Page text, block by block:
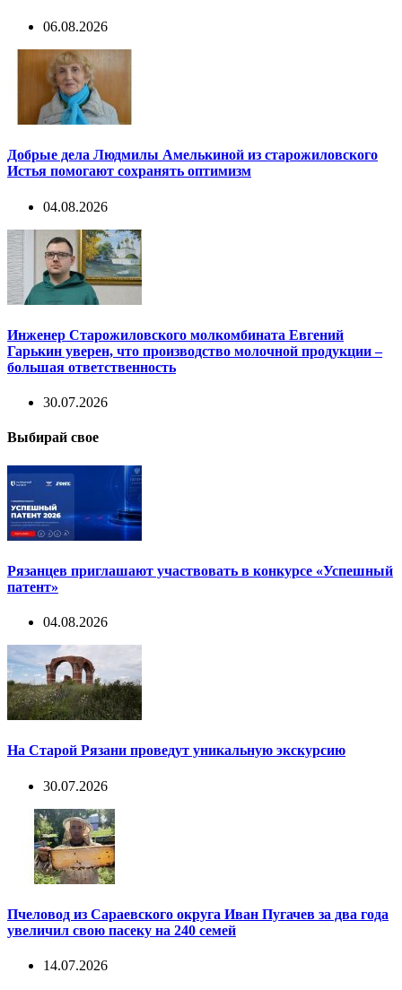
06.08.2026
Добрые дела Людмилы Амелькиной из старожиловского
Истья помогают сохранять оптимизм
04.08.2026
Инженер Старожиловского молкомбината Евгений
Гарькин уверен, что производство молочной продукции –
большая ответственность
30.07.2026
Выбирай свое
Рязанцев приглашают участвовать в конкурсе «Успешный
патент»
04.08.2026
На Старой Рязани проведут уникальную экскурсию
30.07.2026
Пчеловод из Сараевского округа Иван Пугачев за два года
увеличил свою пасеку на 240 семей
14.07.2026